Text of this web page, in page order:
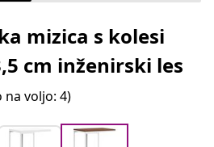
mizica s kolesi
cm inženirski les
na voljo: 4)